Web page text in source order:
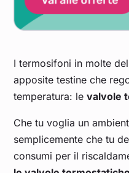
I termosifoni in molte
apposite testine che
temperatura: levalvole
Che tu voglia un
semplicemente che tu
consumi per il